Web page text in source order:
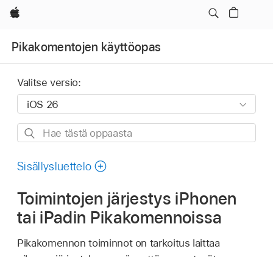
Apple
Pikakomentojen käyttöopas
Valitse versio:
Hae
oppaasta
Sisällysluettelo
Toimintojen järjestys iPhonen
tai iPadin Pikakomennoissa
Pikakomennon toiminnot on tarkoitus laittaa